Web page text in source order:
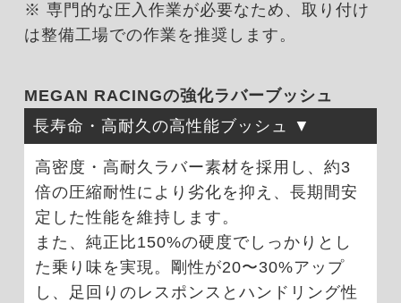
※ 専門的な圧入作業が必要なため、取り付け
は整備工場での作業を推奨します。
MEGAN RACINGの強化ラバーブッシュ
長寿命・高耐久の高性能ブッシュ
高密度・高耐久ラバー素材を採用し、約3
倍の圧縮耐性により劣化を抑え、長期間安
定した性能を維持します。
また、純正比150%の硬度でしっかりとし
た乗り味を実現。剛性が20〜30%アップ
し、足回りのレスポンスとハンドリング性